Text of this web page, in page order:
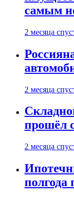
самым
2 месяца
2 месяца
прошёл
2 месяца
полгода